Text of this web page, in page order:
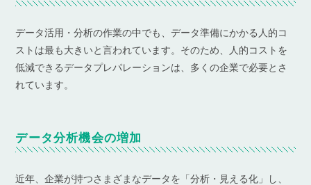
データ活用・分析の作業の中でも、データ準備にかかる人的コ
ストは最も大きいと言われています。そのため、人的コストを
低減できるデータプレパレーションは、多くの企業で必要とさ
れています。
データ分析機会の増加
近年、企業が持つさまざまなデータを「分析・見える化」し、